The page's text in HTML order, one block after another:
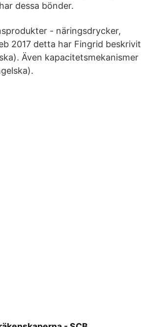
dessa bönder.
- näringsdrycker,
2017 detta har Fingrid
Även